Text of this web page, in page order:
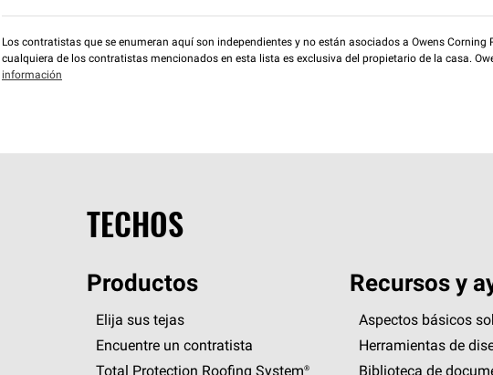
Los contratistas que se enumeran aquí son independientes y no están asociados a Owens
cualquiera de los contratistas mencionados en esta lista es exclusiva del propietario de la casa.
información
TECHOS
Productos
Elija sus tejas
Encuentre un contratista
Total Protection Roofing System®
Recursos y
Aspectos básicos
Herramientas de
Biblioteca de